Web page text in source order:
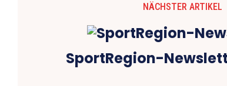
NÄCHSTER ARTIKEL
SportRegion-